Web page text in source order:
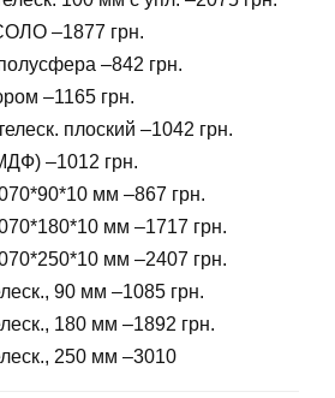
–1877 грн.
–842 грн.
–1165 грн.
плоский –1042 грн.
–1012 грн.
мм –867 грн.
мм –1717 грн.
мм –2407 грн.
90 мм –1085 грн.
180 мм –1892 грн.
250 мм –3010